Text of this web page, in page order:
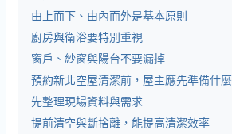
由上而下、由內而外是基本原則
廚房與衛浴要特別重視
窗戶、紗窗與陽台不要漏掉
預約新北空屋清潔前，屋主應先準備什麼
先整理現場資料與需求
提前清空與斷捨離，能提高清潔效率